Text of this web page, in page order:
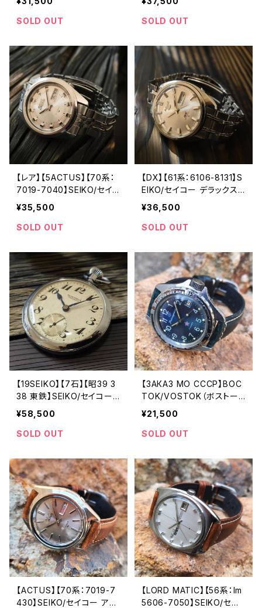
ャリバー 機械式 手巻き時
計 精工舎諏訪工場 1969年
チ 腕時計（skl6602-9982
-2）
SOLD OUT
5 キャリバー 機械式 自動巻
き腕時計 精工舎亀戸工場 1
クウォッチ 純正ベルト メン
ズウォッチ【smp7625-829
SOLD OUT
【レア】【5ACTUS】【70系：
7019-7040】SEIKO/セイ
コー 5アクタス 21石 Cal.7
019 キャリバー 機械式 自
動巻き腕時計 精工舎亀戸
【ac7019-7040-1】
¥35,500
SOLD OUT
【DX】【61系：6106-8131】S
EIKO/セイコー デラックス
25石 Cal.6106C キャリバ
ー 機械式 自動巻き腕時計
精工舎諏訪工場/SS 1968
ォッチ 純正ベルト メンズウ
ォッチ【dx6106-8131-2】
¥36,500
SOLD OUT
【19SEIKO】【7石】【昭39 3
38 東鉄】SEIKO/セイコー
SEIKOロゴ PRECISION/プ
レシジョン 鉄道時計/懐中
時計 機械式 手巻き時計 19
計 動作確認済み クリーニ
ング/ケース磨き/風防磨き
済み アンティークウォッチ
【seiko7-10】
¥58,500
SOLD OUT
【ЗАКАЗ МО СССР】BOC
TOK/VOSTOK（ボストー
ク）Komandirskie/コマン
ダスキー CCCP/USSR ソ
ビエトミリタリーウォッチ 19
チ/ヴィンテージウォッチ ブ
ルー文字盤 メンズウォッチ
陸軍 機械式 手巻き 腕時【k
mnd-bl1-9】
¥21,500
SOLD OUT
【ACTUS】【70系：7019-7
430】SEIKO/セイコー アク
【LORD MATIC】【56系：lm
5606-7050】SEIKO/セイ